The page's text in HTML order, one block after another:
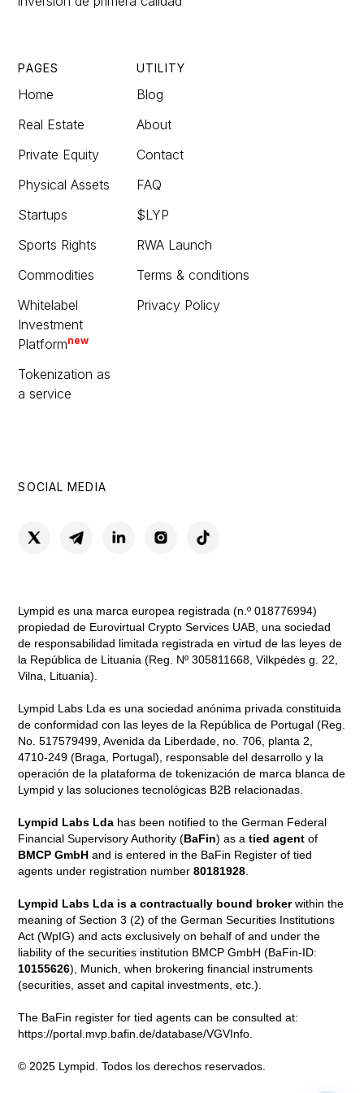
PAGES
Home
Real Estate
Private Equity
Physical Assets
Startups
Sports Rights
Commodities
Whitelabel
Investment
Platformnew
Tokenization as
a service
UTILITY
Blog
About
Contact
FAQ
$LYP
RWA Launch
Terms & conditions
Privacy Policy
SOCIAL MEDIA
Lympid es una marca europea registrada (n.º 018776994)
propiedad de Eurovirtual Crypto Services UAB, una sociedad
de responsabilidad limitada registrada en virtud de las leyes de
la República de Lituania (Reg. Nº 305811668, Vilkpėdės g. 22,
Vilna, Lituania).
Lympid Labs Lda es una sociedad anónima privada constituida
de conformidad con las leyes de la República de Portugal (Reg.
No. 517579499, Avenida da Liberdade, no. 706, planta 2,
4710-249 (Braga, Portugal), responsable del desarrollo y la
operación de la plataforma de tokenización de marca blanca de
Lympid y las soluciones tecnológicas B2B relacionadas.
Lympid Labs Lda has been notified to the German Federal
Financial Supervisory Authority (BaFin) as atied agent of
BMCP GmbH and is entered in the BaFin Register of tied
agents under registration number80181928.
Lympid Labs Lda is a contractually bound brokerwithin the
meaning of Section 3 (2) of the German Securities Institutions
Act (WpIG) and acts exclusively on behalf of and under the
liability of the securities institution BMCP GmbH (BaFin-ID:
10155626), Munich, when brokering financial instruments
(securities, asset and capital investments, etc.).
The BaFin register for tied agents can be consulted at:
https://portal.mvp.bafin.de/database/VGVInfo.
© 2025 Lympid. Todos los derechos reservados.